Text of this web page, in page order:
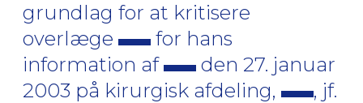
grundlag for at kritisere
overlæge
for hans
information af
den 27. januar
2003 på kirurgisk afdeling,
, jf.